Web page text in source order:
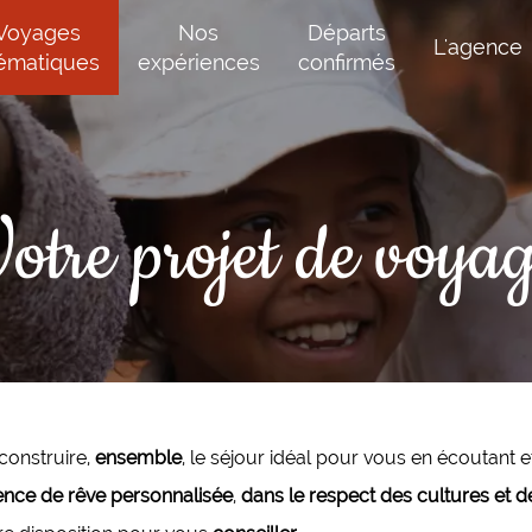
Nos
expériences
Départs
confirmés
L'agence
projet de
ensemble, le séjour idéal pour vous en écoutant
de rêve personnalisée, dans le respect des cultures et